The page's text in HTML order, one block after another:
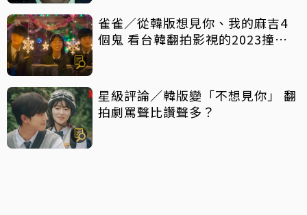
雀雀／從韓版想見你、我的麻吉4
個鬼 看台韓翻拍影視的2023撞擊
星級評論／韓版變「不想見你」 翻
拍劇罵聲比讚聲多？